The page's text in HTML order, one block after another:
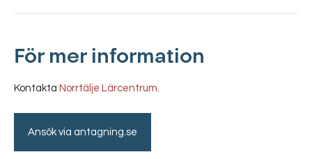
För mer information
Kontakta Norrtälje Lärcentrum.
Ansök via antagning.se